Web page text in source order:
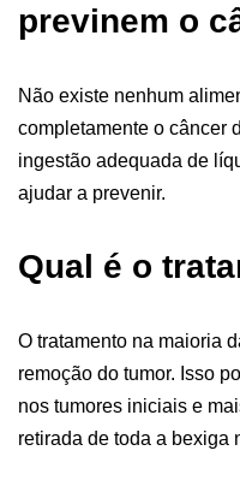
previnem o
Não existe nenhum
completamente o câncer
ingestão adequada de
ajudar a prevenir.
Qual é o
O tratamento na maioria
remoção do tumor. Isso
nos tumores iniciais e
retirada de toda a bexiga